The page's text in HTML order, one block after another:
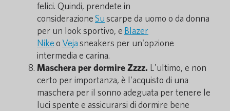
felici. Quindi, prendete in
considerazioneSuscarpe da uomo o da donna
per un look sportivo, e Blazer
NikeoVejasneakers per un'opzione
intermedia e carina.
Maschera per dormire Zzzz. L'ultimo, e non
certo per importanza, è l'acquisto di una
maschera per il sonno adeguata per tenere le
luci spente e assicurarsi di dormire bene